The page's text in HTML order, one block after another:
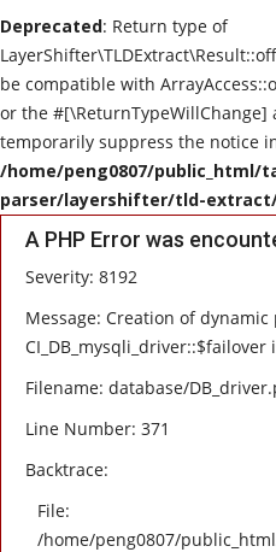
Deprecated: Return type of
be compatible with
or the
temporarily suppress the notice
/home/peng0807/
parser/layershifter/tld-
A PHP Error was
Severity: 8192
Message: Creation of
CI_DB_mysqli_driver::$failover
Filename: database/
Line Number: 371
Backtrace:
File:
/home/peng0807/